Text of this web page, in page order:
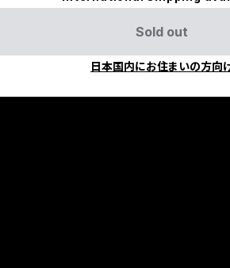
Sold out
日本国内にお住まいの方向